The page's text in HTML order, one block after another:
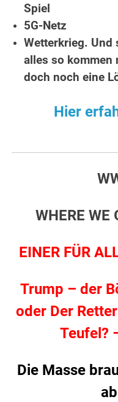
Spiel
5G-Netz
Wetterkrieg. Und
alles so
doch noch eine
Hier
WHERE WE
EINER FÜR
Trump – der
oder Der
Teufel?
Die Masse